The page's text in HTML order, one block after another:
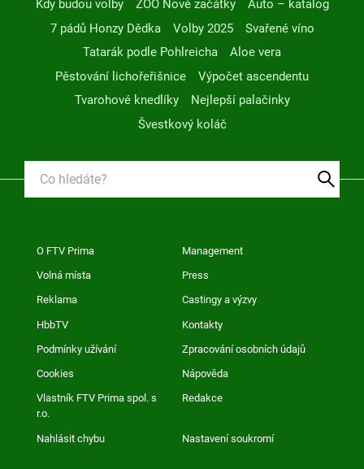
Kdy budou volby
ZOO Nové začátky
Auto – katalog
7 pádů Honzy Dědka
Volby 2025
Svařené víno
Tatarák podle Pohlreicha
Aloe vera
Pěstování lichořeřišnice
Výpočet ascendentu
Tvarohové knedlíky
Nejlepší palačinky
Švestkový koláč
O FTV Prima Management
Volná místa Press
Reklama Castingy a výzvy
HbbTV Kontakty
Podmínky užívání Zpracování osobních údajů
Cookies Nápověda
Vlastník FTV Prima spol. s
r.o.
Redakce
Nahlásit chybu Nastavení soukromí